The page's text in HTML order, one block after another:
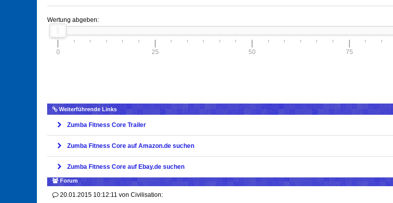
Wertung abgeben:
0 25 50 75
Weiterführende Links
Zumba Fitness Core Trailer
Zumba Fitness Core auf Amazon.de suchen
Zumba Fitness Core auf Ebay.de suchen
Forum
20.01.2015 10:12:11 von Civilisation: